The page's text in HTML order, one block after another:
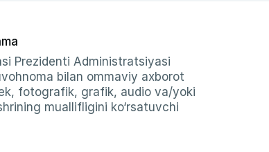
Prezidenti Administratsiyasi
bilan ommaviy axborot
fotografik, grafik, audio va/yoki
muallifligini ko‘rsatuvchi